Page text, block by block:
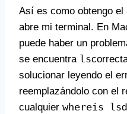
Así es como obtengo
abre mi terminal. En
puede haber un
se encuentra ls
solucionar leyendo el
reemplazándolo con el
cualquier whereis ls